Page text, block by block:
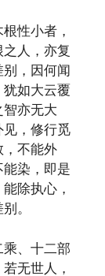
性小者，
人，亦复
，因何闻
如大云覆
亦无大
，修行觅
，不能外
染，即是
除执心，
。
、十二部
无世人，